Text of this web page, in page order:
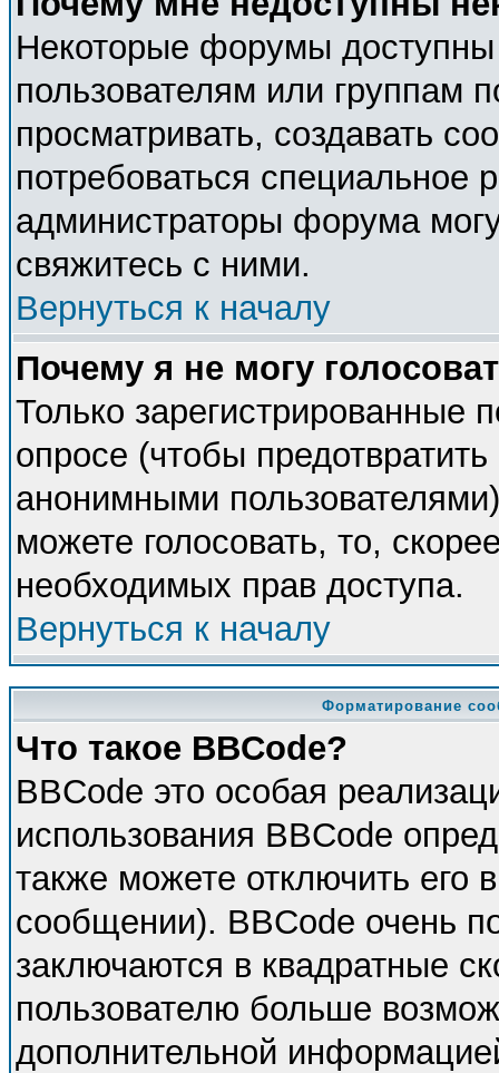
Некоторые форумы
пользователям или группам
просматривать, создавать
потребоваться
администраторы форума
свяжитесь с ними.
Вернуться к началу
Почему я не могу
Только зарегистрированные
опросе (чтобы предотвратить
анонимными
можете голосовать, то,
необходимых прав доступа.
Вернуться к началу
Форматирование
Что такое BBCode?
BBCode это особая
использования BBCode
также можете отключить
сообщении). BBCode очень
заключаются в квадратные
пользователю больше
дополнительной